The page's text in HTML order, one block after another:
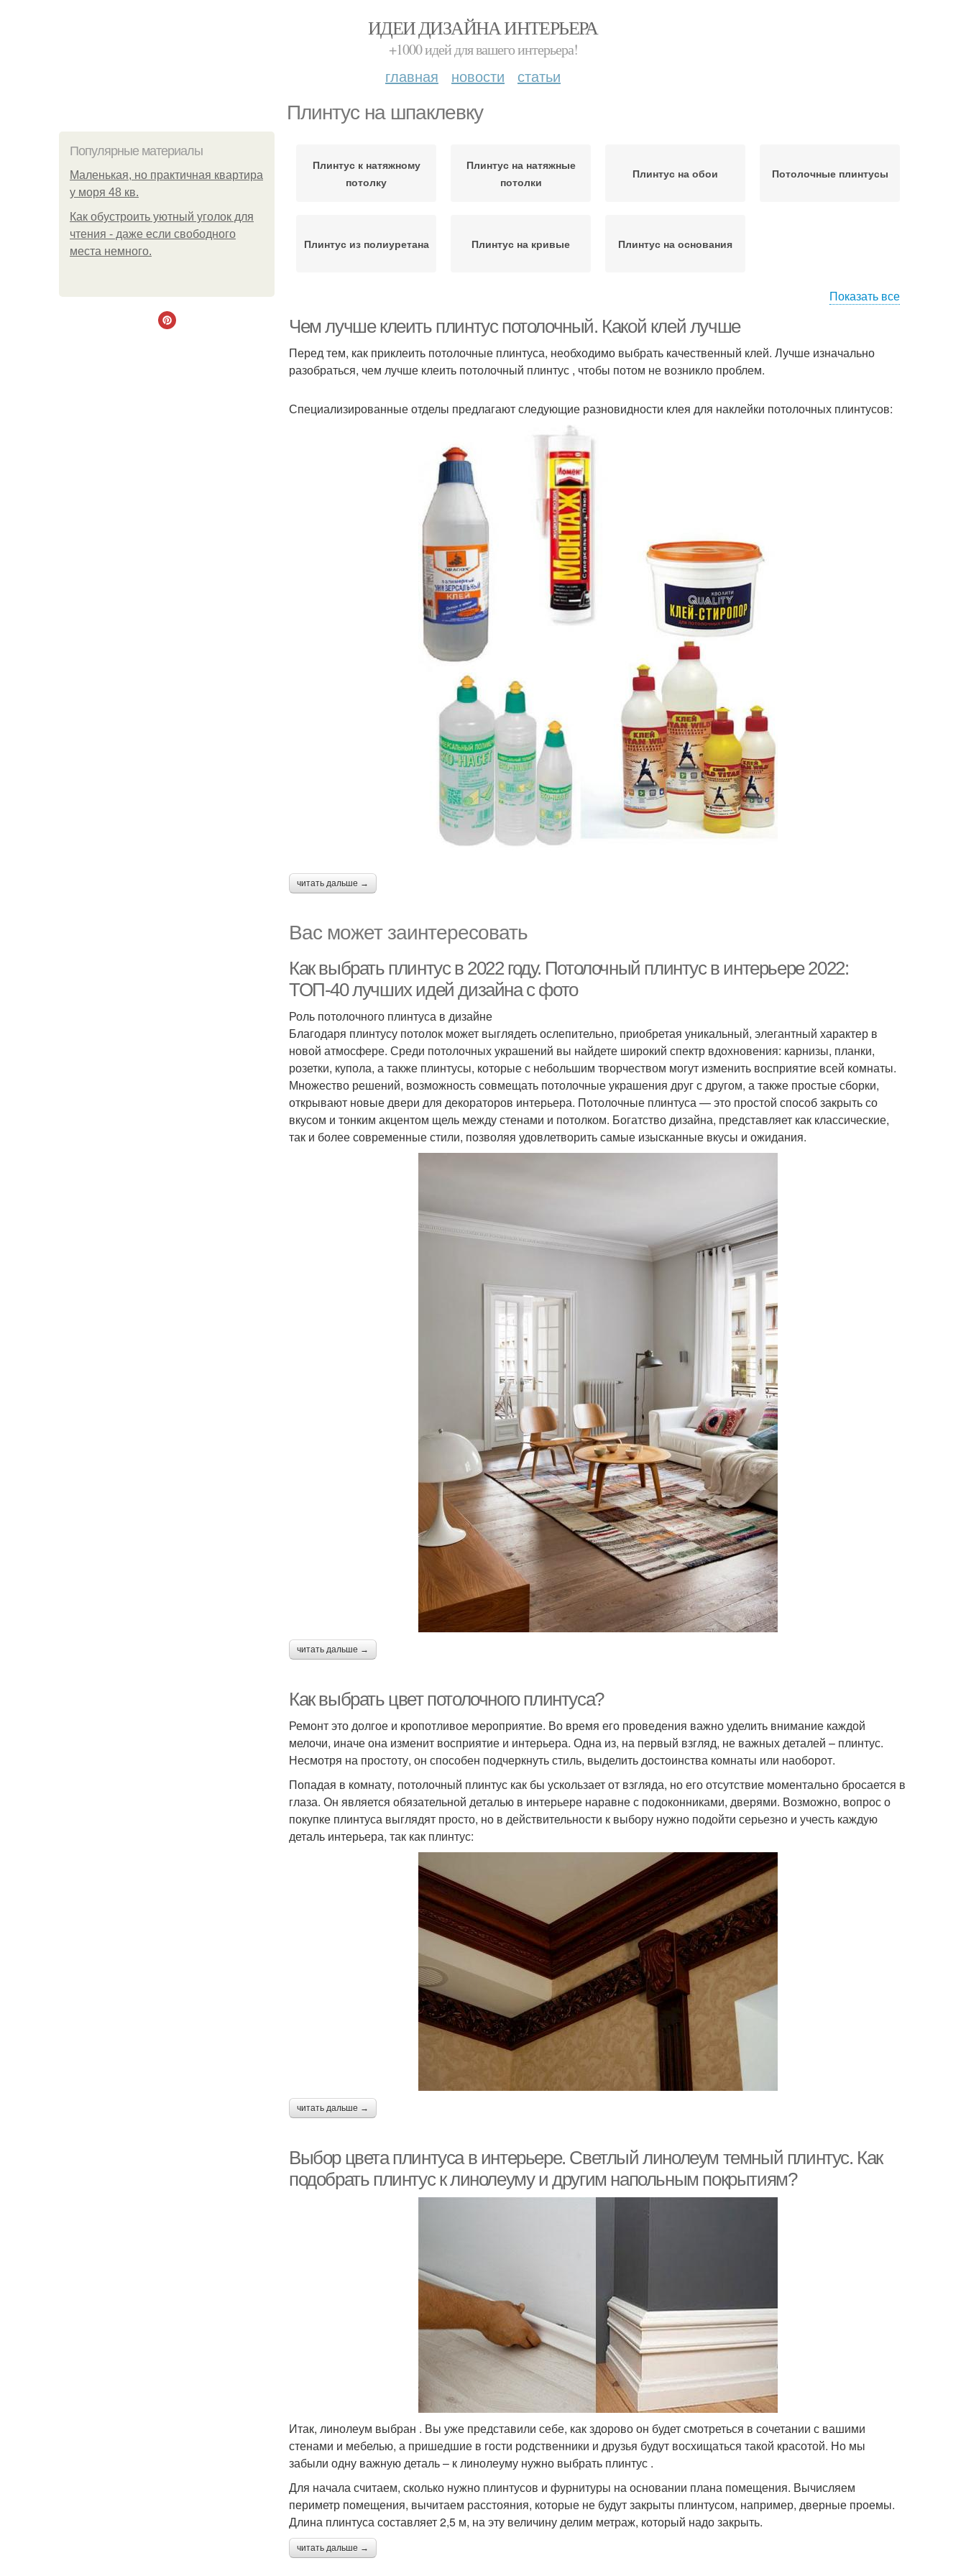
ИДЕИ ДИЗАЙНА ИНТЕРЬЕРА
+1000 идей для вашего интерьера!
главная новости статьи
Плинтус на шпаклевку
Популярные материалы
Маленькая, но практичная квартира
у моря 48 кв.
Как обустроить уютный уголок для
чтения - даже если свободного
места немного.
Плинтус к натяжному
потолку
Плинтус на натяжные
потолки
Плинтус на обои Потолочные плинтусы
Плинтус из полиуретана Плинтус на кривые Плинтус на основания
Показать все
Чем лучше клеить плинтус потолочный. Какой клей лучше
Перед тем, как приклеить потолочные плинтуса, необходимо выбрать качественный клей. Лучше изначально
разобраться, чем лучше клеить потолочный плинтус , чтобы потом не возникло проблем.
Специализированные отделы предлагают следующие разновидности клея для наклейки потолочных плинтусов:
читать дальше →
Вас может заинтересовать
Как выбрать плинтус в 2022 году. Потолочный плинтус в интерьере 2022:
ТОП-40 лучших идей дизайна с фото
Роль потолочного плинтуса в дизайне
Благодаря плинтусу потолок может выглядеть ослепительно, приобретая уникальный, элегантный характер в
новой атмосфере. Среди потолочных украшений вы найдете широкий спектр вдохновения: карнизы, планки,
розетки, купола, а также плинтусы, которые с небольшим творчеством могут изменить восприятие всей комнаты.
Множество решений, возможность совмещать потолочные украшения друг с другом, а также простые сборки,
открывают новые двери для декораторов интерьера. Потолочные плинтуса — это простой способ закрыть со
вкусом и тонким акцентом щель между стенами и потолком. Богатство дизайна, представляет как классические,
так и более современные стили, позволяя удовлетворить самые изысканные вкусы и ожидания.
читать дальше →
Как выбрать цвет потолочного плинтуса?
Ремонт это долгое и кропотливое мероприятие. Во время его проведения важно уделить внимание каждой
мелочи, иначе она изменит восприятие и интерьера. Одна из, на первый взгляд, не важных деталей – плинтус.
Несмотря на простоту, он способен подчеркнуть стиль, выделить достоинства комнаты или наоборот.
Попадая в комнату, потолочный плинтус как бы ускользает от взгляда, но его отсутствие моментально бросается в
глаза. Он является обязательной деталью в интерьере наравне с подоконниками, дверями. Возможно, вопрос о
покупке плинтуса выглядят просто, но в действительности к выбору нужно подойти серьезно и учесть каждую
деталь интерьера, так как плинтус:
читать дальше →
Выбор цвета плинтуса в интерьере. Светлый линолеум темный плинтус. Как
подобрать плинтус к линолеуму и другим напольным покрытиям?
Итак, линолеум выбран . Вы уже представили себе, как здорово он будет смотреться в сочетании с вашими
стенами и мебелью, а пришедшие в гости родственники и друзья будут восхищаться такой красотой. Но мы
забыли одну важную деталь – к линолеуму нужно выбрать плинтус .
Для начала считаем, сколько нужно плинтусов и фурнитуры на основании плана помещения. Вычисляем
периметр помещения, вычитаем расстояния, которые не будут закрыты плинтусом, например, дверные проемы.
Длина плинтуса составляет 2,5 м, на эту величину делим метраж, который надо закрыть.
читать дальше →